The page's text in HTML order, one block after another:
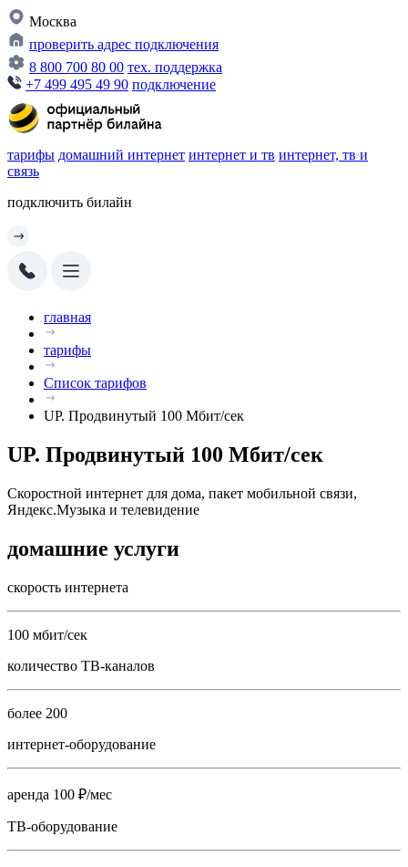
Москва
проверить адрес подключения
8 800 700 80 00 тех. поддержка
+7 499 495 49 90 подключение
тарифы домашний интернет интернет и тв интернет, тв и
связь
подключить билайн
главная
тарифы
Список тарифов
UP. Продвинутый 100 Мбит/сек
UP. Продвинутый 100 Мбит/сек
Скоростной интернет для дома, пакет мобильной связи,
Яндекс.Музыка и телевидение
домашние услуги
скорость интернета
100 мбит/сек
количество ТВ-каналов
более 200
интернет-оборудование
аренда 100 ₽/мес
ТВ-оборудование